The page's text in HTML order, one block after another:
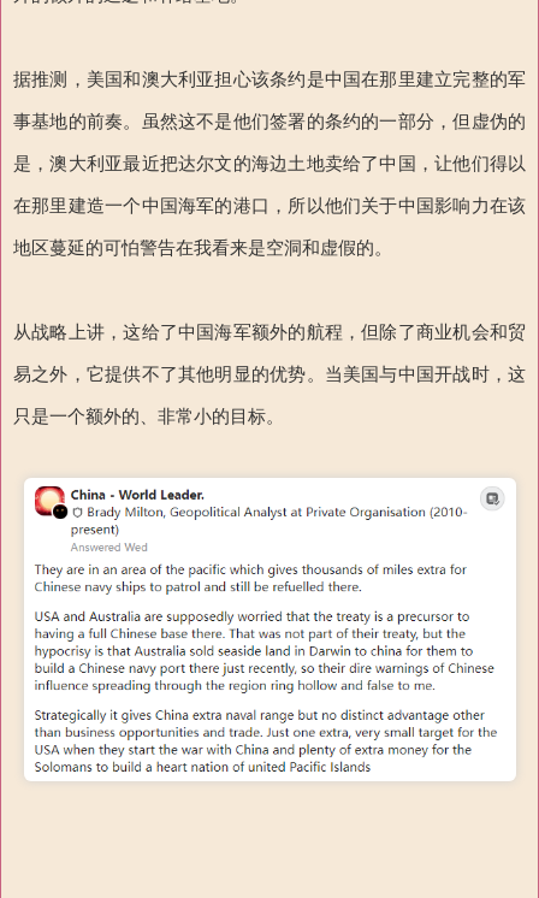
据推测，美国和澳大利亚担心该条约是中国在那里建立完整的军
事基地的前奏。虽然这不是他们签署的条约的一部分，但虚伪的
是，澳大利亚最近把达尔文的海边土地卖给了中国，让他们得以
在那里建造一个中国海军的港口，所以他们关于中国影响力在该
地区蔓延的可怕警告在我看来是空洞和虚假的。
从战略上讲，这给了中国海军额外的航程，但除了商业机会和贸
易之外，它提供不了其他明显的优势。当美国与中国开战时，这
只是一个额外的、非常小的目标。